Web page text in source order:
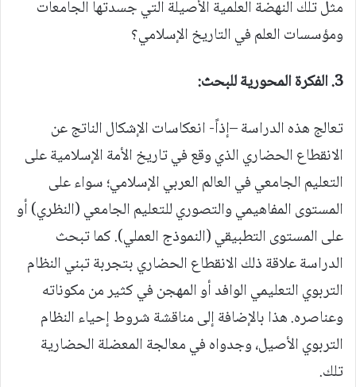
مثل تلك النهضة العلمية الأصيلة التي جسدتها الجامعات
ومؤسسات العلم في التاريخ الإسلامي؟
3. الفكرة المحورية للبحث:
تعالج هذه الدراسة –إذاً- انعكاسات الإشكال الناتج عن
الانقطاع الحضاري الذي وقع في تاريخ الأمة الإسلامية على
التعليم الجامعي في العالم العربي الإسلامي؛ سواء على
المستوى المفاهيمي والتصوري للتعليم الجامعي (النظري) أو
على المستوى التطبيقي (النموذج العملي). كما تبحث
الدراسة علاقة ذلك الانقطاع الحضاري بتجربة تبني النظام
التربوي التعليمي الوافد أو المهجن في كثير من مكوناته
وعناصره. هذا بالإضافة إلى مناقشة شروط إحياء النظام
التربوي الأصيل، وجدواه في معالجة المعضلة الحضارية
تلك.